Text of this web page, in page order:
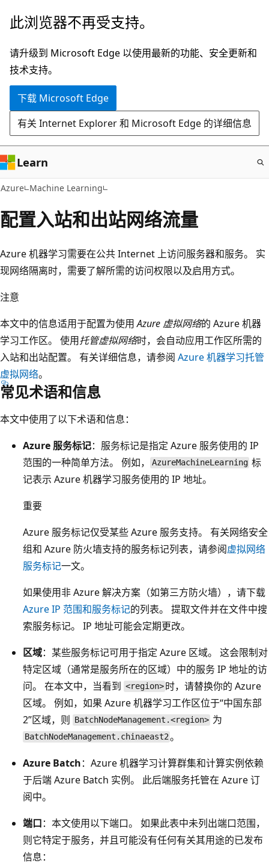
跳
主
要
内
此浏览器不再受支持。
请升级到 Microsoft Edge 以使用最新的功能、安全更新和
技术支持。
下载 Microsoft Edge
有关 Internet Explorer 和 Microsoft Edge 的详细信息
Learn
Azure Machine Learning
配置入站和出站网络流量
Azure 机器学习需要在公共 Internet 上访问服务器和服务。 实
现网络隔离时，需要了解所需的访问权限以及启用方式。
注意
本文中的信息适用于配置为使用Azure 虚拟网络的 Azure 机器
学习工作区。 使用托管虚拟网络时，会自动应用工作区所需的
入站和出站配置。 有关详细信息，请参阅 Azure 机器学习托管
虚拟网络。
常见术语和信息
本文中使用了以下术语和信息：
Azure 服务标记：服务标记是指定 Azure 服务使用的 IP
范围的一种简单方法。 例如，
AzureMachineLearning 标
记表示 Azure 机器学习服务使用的 IP 地址。
重要
Azure 服务标记仅受某些 Azure 服务支持。 有关网络安全
组和 Azure 防火墙支持的服务标记列表，请参阅虚拟网络
服务标记一文。
如果使用非 Azure 解决方案（如第三方防火墙），请下载
Azure IP 范围和服务标记的列表。 提取文件并在文件中搜
索服务标记。 IP 地址可能会定期更改。
区域：某些服务标记可用于指定 Azure 区域。 这会限制对
特定区域（通常是服务所在的区域）中的服务 IP 地址的访
问。 在本文中，当看到 <region> 时，请替换你的 Azure
区域。 例如，如果 Azure 机器学习工作区位于“中国东部
2”区域，则 BatchNodeManagement.<region> 为
BatchNodeManagement.chinaeast2。
Azure Batch：Azure 机器学习计算群集和计算实例依赖
于后端 Azure Batch 实例。 此后端服务托管在 Azure 订
阅中。
端口：本文使用以下端口。 如果此表中未列出端口范围，
则它特定于服务，并且可能没有任何有关其用途的已发布
信息：